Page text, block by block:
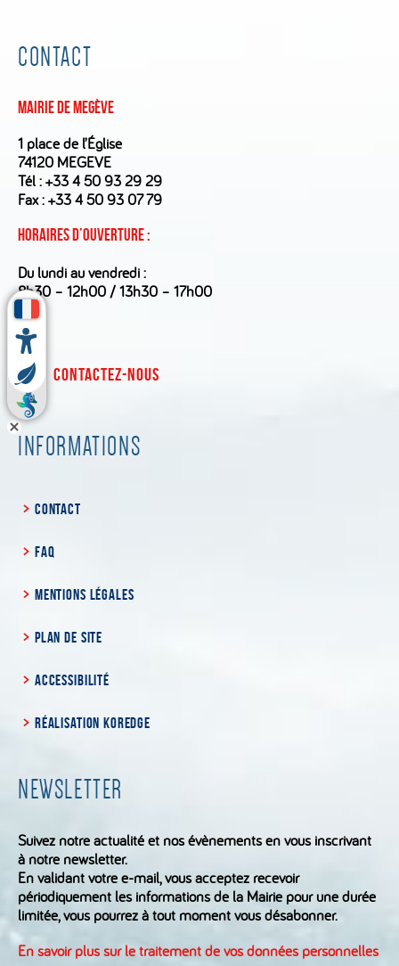
CONTACT
Mairie de Megève
1 place de l’Église
74120 MEGEVE
Tél :+33 4 50 93 29 29
Fax : +33 4 50 93 07 79
Horaires d’ouverture :
Du lundi au vendredi :
8h30 – 12h00 / 13h30 – 17h00
CONTACTEZ-NOUS
INFORMATIONS
CONTACT
FAQ
MENTIONS LÉGALES
PLAN DE SITE
ACCESSIBILITÉ
RÉALISATION KOREDGE
NEWSLETTER
Suivez notre actualité et nos évènements en vous inscrivant
à notre newsletter.
En validant votre e-mail, vous acceptez recevoir
périodiquement les informations de la Mairie pour une durée
limitée, vous pourrez à tout moment vous désabonner.
En savoir plus sur le traitement de vos données personnelles